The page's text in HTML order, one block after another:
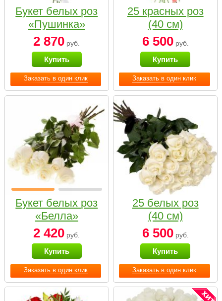
Заказать в один клик
Букет белых роз
«Пушинка»
2 870 руб.
Купить
Заказать в один клик
25 красных роз
(40 см)
6 500руб.
Купить
Заказать в один клик
Букет белых роз
«Белла»
2 420 руб.
Купить
Заказать в один клик
25 белых роз
(40 см)
6 500руб.
Купить